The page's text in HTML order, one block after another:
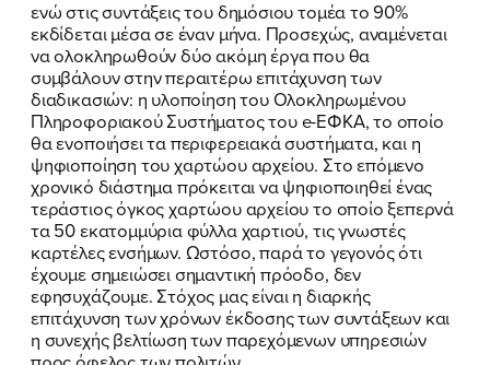
ενώ στις συντάξεις του δημόσιου τομέα το 90%
εκδίδεται μέσα σε έναν μήνα. Προσεχώς, αναμένεται
να ολοκληρωθούν δύο ακόμη έργα που θα
συμβάλουν στην περαιτέρω επιτάχυνση των
διαδικασιών: η υλοποίηση του Oλοκληρωμένου
Πληροφοριακού Συστήματος του e-ΕΦΚΑ, το οποίο
θα ενοποιήσει τα περιφερειακά συστήματα, και η
ψηφιοποίηση του χαρτώου αρχείου. Στο επόμενο
χρονικό διάστημα πρόκειται να ψηφιοποιηθεί ένας
τεράστιος όγκος χαρτώου αρχείου το οποίο ξεπερνά
τα 50 εκατομμύρια φύλλα χαρτιού, τις γνωστές
καρτέλες ενσήμων. Ωστόσο, παρά το γεγονός ότι
έχουμε σημειώσει σημαντική πρόοδο, δεν
εφησυχάζουμε. Στόχος μας είναι η διαρκής
επιτάχυνση των χρόνων έκδοσης των συντάξεων και
η συνεχής βελτίωση των παρεχόμενων υπηρεσιών